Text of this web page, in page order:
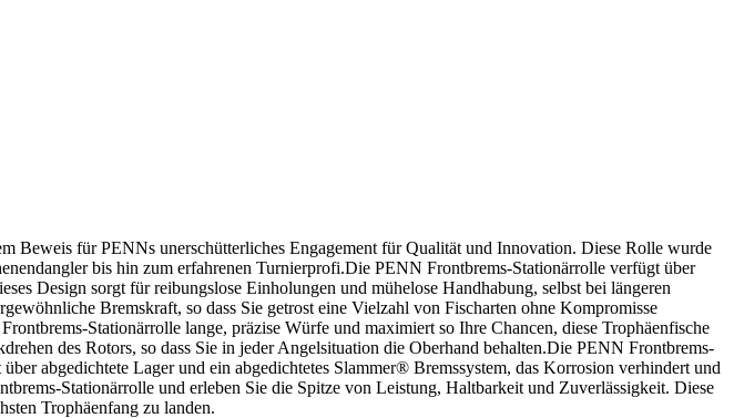
Beweis für PENNs unerschütterliches Engagement für Qualität und Innovation. Diese Rolle wurde
bis hin zum erfahrenen Turnierprofi.Die PENN Frontbrems-Stationärrolle verfügt über
Design sorgt für reibungslose Einholungen und mühelose Handhabung, selbst bei längeren
Bremskraft, so dass Sie getrost eine Vielzahl von Fischarten ohne Kompromisse
Stationärrolle lange, präzise Würfe und maximiert so Ihre Chancen, diese Trophäenfische
des Rotors, so dass Sie in jeder Angelsituation die Oberhand behalten.Die PENN Frontbrems-
abgedichtete Lager und ein abgedichtetes Slammer® Bremssystem, das Korrosion verhindert und
Stationärrolle und erleben Sie die Spitze von Leistung, Haltbarkeit und Zuverlässigkeit. Diese
Trophäenfang zu landen.